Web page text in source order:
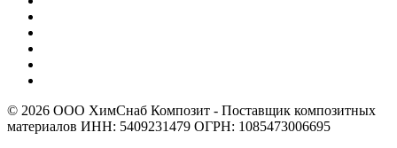
© 2026 ООО ХимСнаб Композит - Поставщик композитных
материалов ИНН: 5409231479 ОГРН: 1085473006695